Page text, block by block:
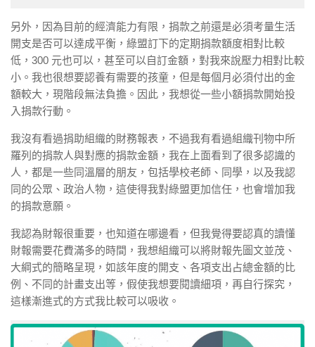
另外，因為目前的經濟能力有限，捐款之前還是必須考量生活
開支是否可以達成平衡，綠盟訂下的定期捐款額度相對比較
低，300 元也可以，甚至可以自訂金額，對我來說壓力相對比較
小 。我也很想要認養有需要的孩童，但是每個月必須付出的金
額較大，現階段無法負擔。因此，我想從一些小額捐款開始投
入捐款行動。
我沒有看過捐助組織的財務報表，不過我有看過組織刊物中所
羅列的捐款人與對應的捐款金額，我在上面看到了很多認識的
人，都是一些同溫層的朋友，包括學校老師、同學，以及我認
同的公眾、政治人物， 這使得我對綠盟更加信任，也會增加我
的捐款意願。
我認為財報很重要，也知道在哪邊看，但我覺得要認真的讀懂
財報需要花費滿多的時間，我想組織可以將財報先圖文並茂、
大綱式的簡略呈現，如該年度的開支、各項支出占總金額的比
例、不同的計畫支出等，假使我想要閱讀細項，再自行探究，
這樣漸進式的方式我比較可以吸收。